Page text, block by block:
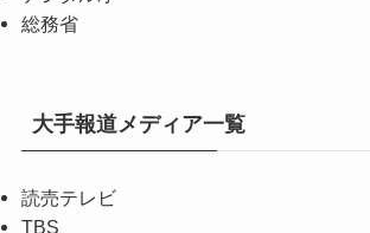
総務省
大手報道メディア一覧
読売テレビ
TBS